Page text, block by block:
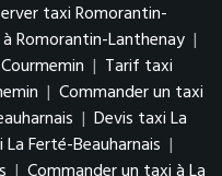
taxi Romorantin-
Romorantin-Lanthenay |
| Tarif taxi
| Commander un taxi
| Devis taxi La
Ferté-Beauharnais |